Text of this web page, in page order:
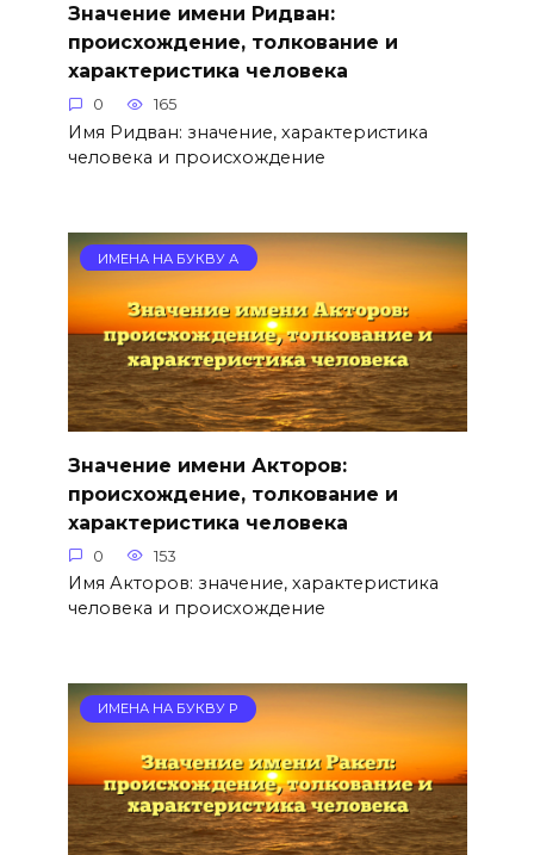
Значение имени Ридван:
происхождение, толкование и
характеристика человека
0 165
Имя Ридван: значение, характеристика
человека и происхождение
ИМЕНА НА БУКВУ А
Значение имени Акторов:
происхождение, толкование и
характеристика человека
0 153
Имя Акторов: значение, характеристика
человека и происхождение
ИМЕНА НА БУКВУ Р